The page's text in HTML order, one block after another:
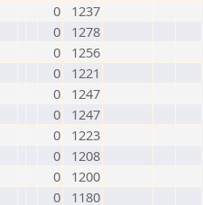
0
1237
0
1278
0
1256
0
1221
0
1247
0
1247
0
1223
0
1208
0
1200
0
1180